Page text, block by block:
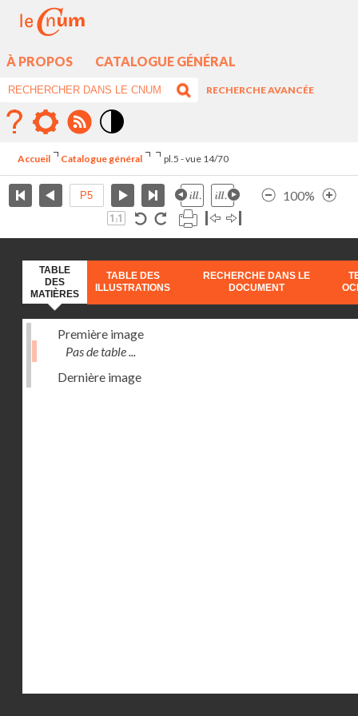
À PROPOS CATALOGUE GÉNÉRAL
RECHERCHE AVANCÉE
élévé
Accueil Catalogue général pl.5 - vue 14/70
100%
TABLE
DES
MATIÈRES
TABLE DES
ILLUSTRATIONS
RECHERCHE DANS LE
DOCUMENT
Première image
Pas de table ...
Dernière image